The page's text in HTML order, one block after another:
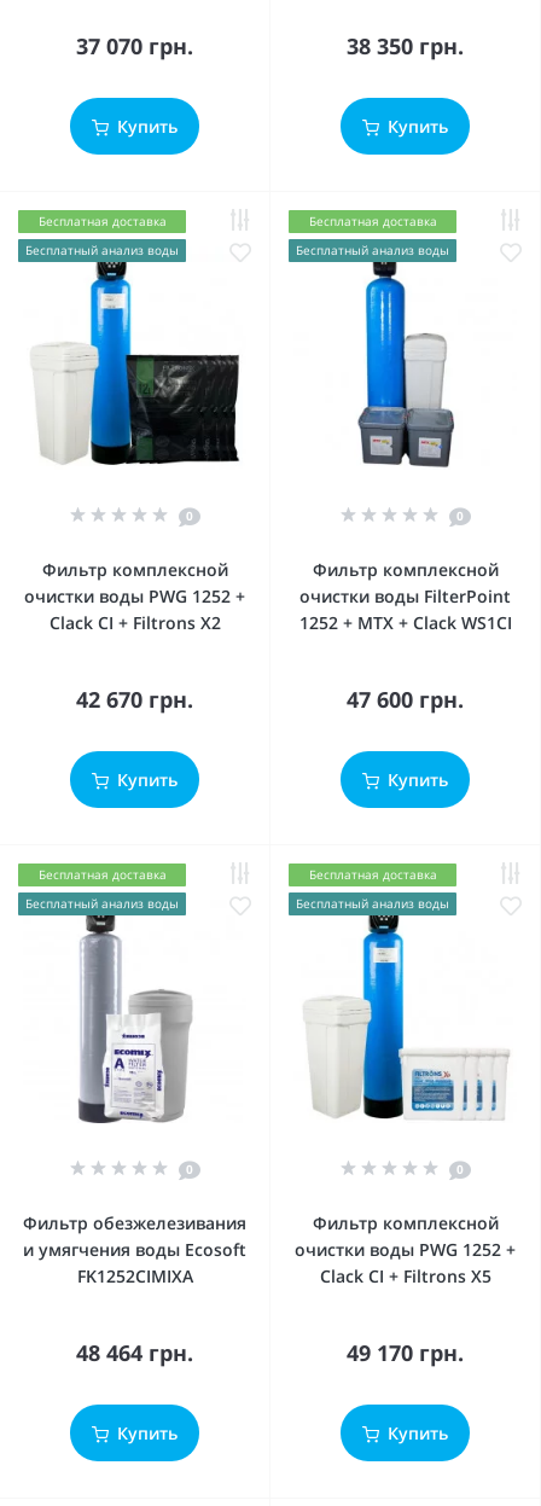
37 070 грн.
Купить
38 350 грн.
Купить
Бесплатная доставка
Бесплатный анализ воды
0
Фильтр комплексной
очистки воды PWG 1252 +
Clack CI + Filtrons X2
42 670 грн.
Купить
Бесплатная доставка
Бесплатный анализ воды
0
Фильтр комплексной
очистки воды FilterPoint
1252 + MTX + Clack WS1CI
47 600 грн.
Купить
Бесплатная доставка
Бесплатный анализ воды
0
Фильтр обезжелезивания
и умягчения воды Ecosoft
FK1252CIMIXA
48 464 грн.
Купить
Бесплатная доставка
Бесплатный анализ воды
0
Фильтр комплексной
очистки воды PWG 1252 +
Clack CI + Filtrons X5
49 170 грн.
Купить